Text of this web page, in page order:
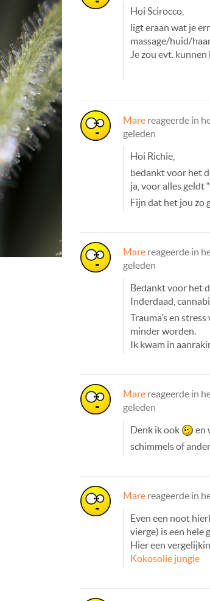
Hoi Scirocco,
ligt eraan wat je
massage/huid/
Je zou evt.
Mare reageerde in
geleden
Hoi Richie,
bedankt voor het
ja, voor alles geldt
Fijn dat het jou zo
Mare reageerde in
geleden
Bedankt voor het
Inderdaad,
Trauma’s en
minder worden.
Ik kwam in
Mare reageerde in
geleden
Denk ik ook
en
schimmels of
Mare reageerde in
Even een noot
vierge) is een hele
Hier een
Kokosolie jungle